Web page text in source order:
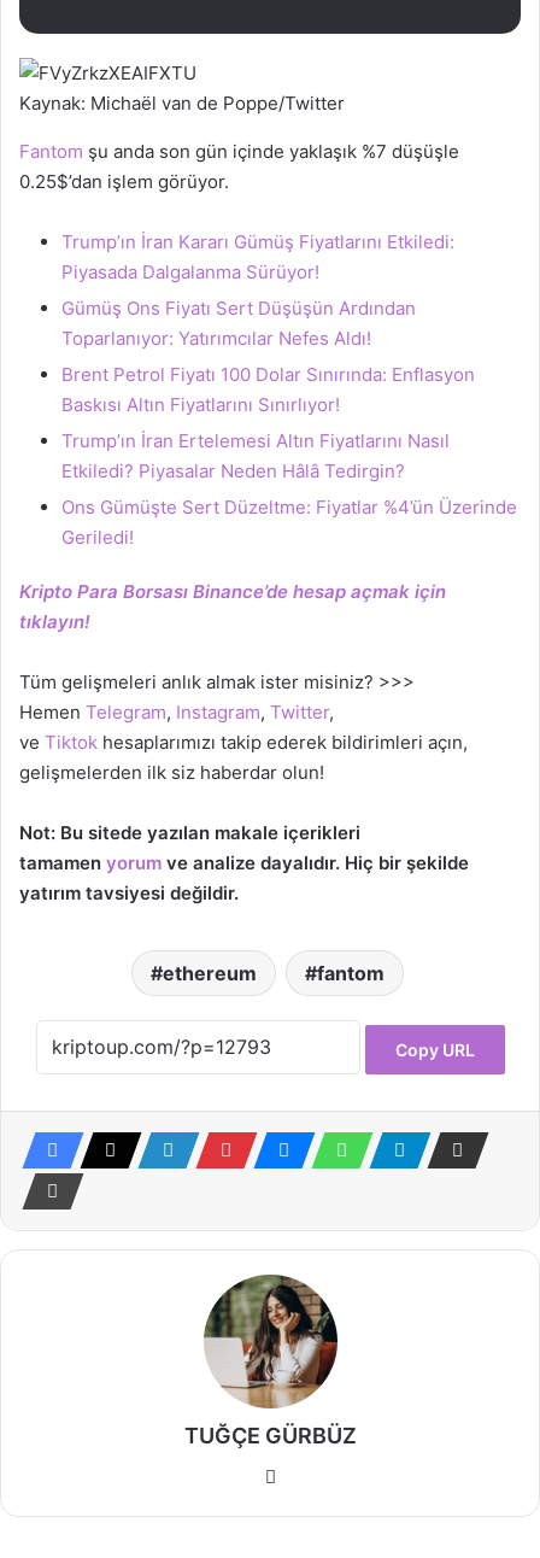
Kaynak: Michaël van de Poppe/Twitter
Fantom şu anda son gün içinde yaklaşık %7 düşüşle
0.25$’dan işlem görüyor.
Trump’ın İran Kararı Gümüş Fiyatlarını Etkiledi:
Piyasada Dalgalanma Sürüyor!
Gümüş Ons Fiyatı Sert Düşüşün Ardından
Toparlanıyor: Yatırımcılar Nefes Aldı!
Brent Petrol Fiyatı 100 Dolar Sınırında: Enflasyon
Baskısı Altın Fiyatlarını Sınırlıyor!
Trump’ın İran Ertelemesi Altın Fiyatlarını Nasıl
Etkiledi? Piyasalar Neden Hâlâ Tedirgin?
Ons Gümüşte Sert Düzeltme: Fiyatlar %4’ün Üzerinde
Geriledi!
Kripto Para Borsası Binance’de hesap açmak için
tıklayın!
Tüm gelişmeleri anlık almak ister misiniz? >>>
Hemen Telegram, Instagram, Twitter,
ve Tiktok hesaplarımızı takip ederek bildirimleri açın,
gelişmelerden ilk siz haberdar olun!
Not: Bu sitede yazılan makale içerikleri
tamamen yorum ve analize dayalıdır. Hiç bir şekilde
yatırım tavsiyesi değildir.
ethereum fantom
Copy URL
TUĞÇE GÜRBÜZ